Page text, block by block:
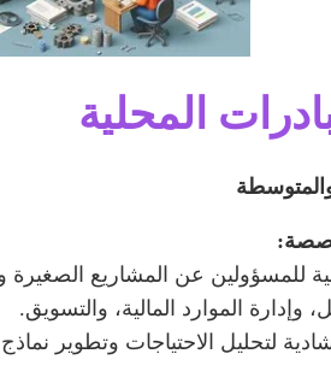
المحلية
:
للمسؤولين عن المشاريع
الموارد المالية، والتسويق.
لتحليل الاحتياجات وتطوير